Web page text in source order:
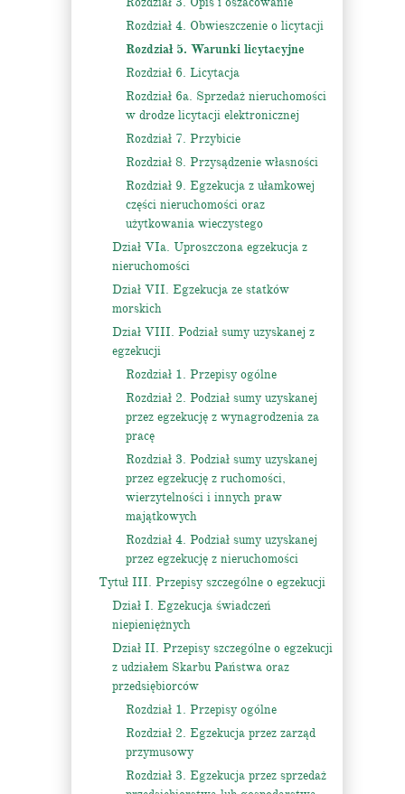
Rozdział 4. Obwieszczenie o licytacji
Rozdział 5. Warunki licytacyjne
Rozdział 6. Licytacja
Rozdział 6a. Sprzedaż nieruchomości
w drodze licytacji elektronicznej
Rozdział 7. Przybicie
Rozdział 8. Przysądzenie własności
Rozdział 9. Egzekucja z ułamkowej
części nieruchomości oraz
użytkowania wieczystego
Dział VIa. Uproszczona egzekucja z
nieruchomości
Dział VII. Egzekucja ze statków
morskich
Dział VIII. Podział sumy uzyskanej z
egzekucji
Rozdział 1. Przepisy ogólne
Rozdział 2. Podział sumy uzyskanej
przez egzekucję z wynagrodzenia za
pracę
Rozdział 3. Podział sumy uzyskanej
przez egzekucję z ruchomości,
wierzytelności i innych praw
majątkowych
Rozdział 4. Podział sumy uzyskanej
przez egzekucję z nieruchomości
Tytuł III. Przepisy szczególne o egzekucji
Dział I. Egzekucja świadczeń
niepieniężnych
Dział II. Przepisy szczególne o egzekucji
z udziałem Skarbu Państwa oraz
przedsiębiorców
Rozdział 1. Przepisy ogólne
Rozdział 2. Egzekucja przez zarząd
przymusowy
Rozdział 3. Egzekucja przez sprzedaż